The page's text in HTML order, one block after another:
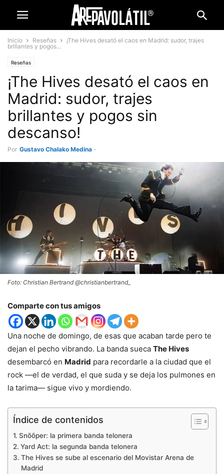
Inicio Reseñas
¡The Hives desató el caos en Madrid: sudor, trajes
brillantes y pogos...
Reseñas
¡The Hives desató el caos en
Madrid: sudor, trajes
brillantes y pogos sin
descanso!
Por Gustavo Chalako Medina -
Foto: Christian Bertrand @christianbertrand_
Comparte con tus amigos
Una noche de domingo, de esas que acaban tarde pero te
dejan el pecho vibrando. La banda sueca The Hives
desembarcó en Madrid para recordarle a la ciudad que el
rock —el de verdad, el que suda y se deja los pulmones en
la tarima— sigue vivo y mordiendo.
Índice de contenidos
Snõõper: la primera banda telonera
Yard Act: la segunda banda telonera
The Hives se sube al escenario del Movistar Arena de
Madrid